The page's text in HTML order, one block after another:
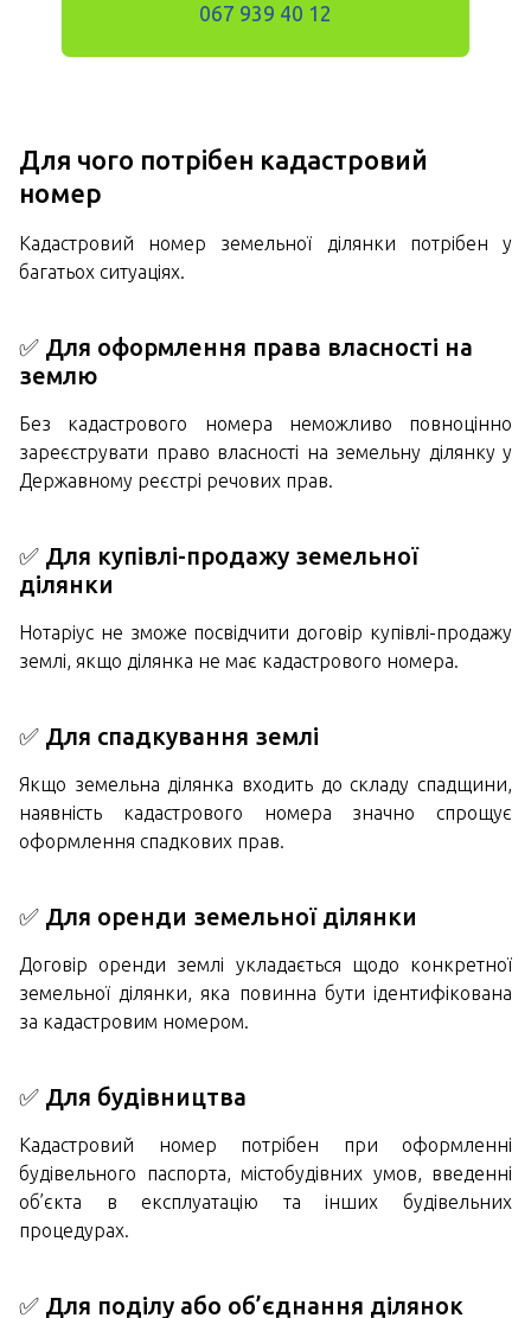
067 939 40 12
Для чого потрібен кадастровий
номер
Кадастровий номер земельної ділянки потрібен у
багатьох ситуаціях.
✅ Для оформлення права власності на
землю
Без кадастрового номера неможливо повноцінно
зареєструвати право власності на земельну ділянку у
Державному реєстрі речових прав.
✅ Для купівлі-продажу земельної
ділянки
Нотаріус не зможе посвідчити договір купівлі-продажу
землі, якщо ділянка не має кадастрового номера.
✅ Для спадкування землі
Якщо земельна ділянка входить до складу спадщини,
наявність кадастрового номера значно спрощує
оформлення спадкових прав.
✅ Для оренди земельної ділянки
Договір оренди землі укладається щодо конкретної
земельної ділянки, яка повинна бути ідентифікована
за кадастровим номером.
✅ Для будівництва
Кадастровий номер потрібен при оформленні
будівельного паспорта, містобудівних умов, введенні
об’єкта в експлуатацію та інших будівельних
процедурах.
✅ Для поділу або об’єднання ділянок